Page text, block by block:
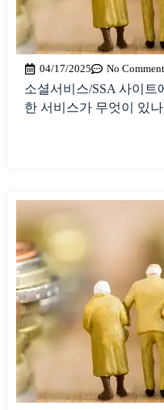
04/17/2025 No
소셜서비스/SSA 사이트
한 서비스가 무엇이 있